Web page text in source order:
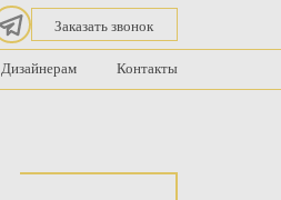
Заказать звонок
Дизайнерам Контакты